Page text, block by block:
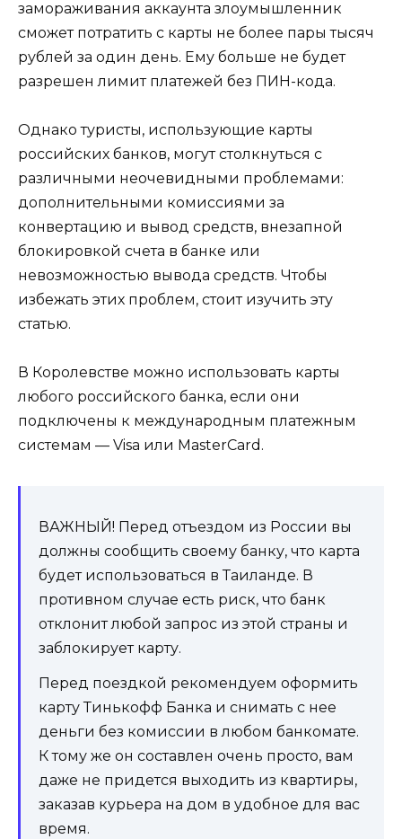
замораживания аккаунта злоумышленник
сможет потратить с карты не более пары тысяч
рублей за один день. Ему больше не будет
разрешен лимит платежей без ПИН-кода.
Однако туристы, использующие карты
российских банков, могут столкнуться с
различными неочевидными проблемами:
дополнительными комиссиями за
конвертацию и вывод средств, внезапной
блокировкой счета в банке или
невозможностью вывода средств. Чтобы
избежать этих проблем, стоит изучить эту
статью.
В Королевстве можно использовать карты
любого российского банка, если они
подключены к международным платежным
системам — Visa или MasterCard.
ВАЖНЫЙ! Перед отъездом из России вы
должны сообщить своему банку, что карта
будет использоваться в Таиланде. В
противном случае есть риск, что банк
отклонит любой запрос из этой страны и
заблокирует карту.
Перед поездкой рекомендуем оформить
карту Тинькофф Банка и снимать с нее
деньги без комиссии в любом банкомате.
К тому же он составлен очень просто, вам
даже не придется выходить из квартиры,
заказав курьера на дом в удобное для вас
время.